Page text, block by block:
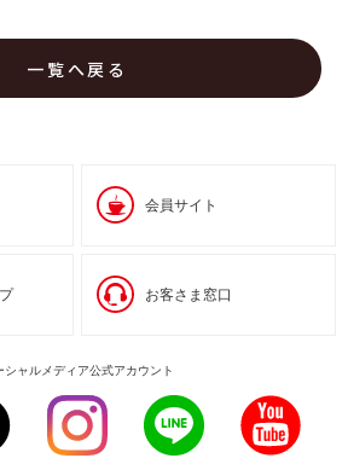
一覧へ戻る
会員サイト
お客さま窓口
シャルメディア公式アカウント